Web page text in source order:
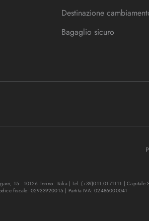
Destinazione
Bagaglio sicuro
15 - 10126 Torino - Italia | Tel. (+39)011.0171111 | Capitale
fiscale: 02933920015 | Partita IVA: 02486000041